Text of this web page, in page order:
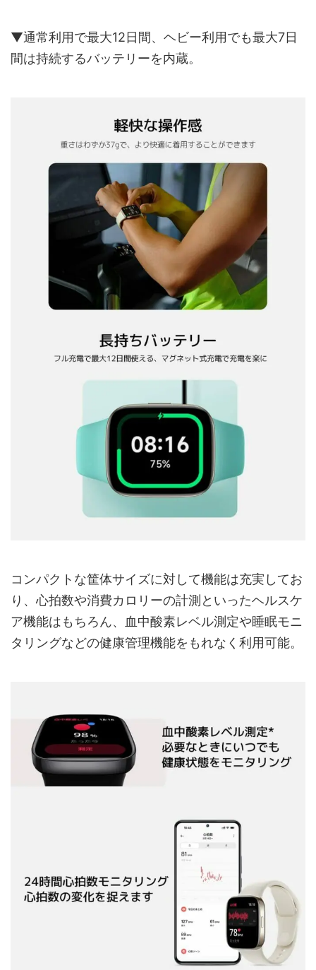
▼通常利用で最大12日間、ヘビー利用でも最大7日
間は持続するバッテリーを内蔵。
コンパクトな筐体サイズに対して機能は充実してお
り、心拍数や消費カロリーの計測といったヘルスケ
ア機能はもちろん、血中酸素レベル測定や睡眠モニ
タリングなどの健康管理機能をもれなく利用可能。